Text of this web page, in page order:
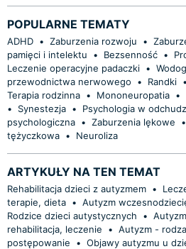
POPULARNE TEMATY
ADHD • Zaburzenia rozwoju •
pamięci i intelektu
• Bezsenność •
Leczenie operacyjne padaczki •
przewodnictwa nerwowego
• Randki •
Terapia rodzinna • Mononeuropatia •
•
Synestezja • Psychologia w
psychologiczna • Zaburzenia lękowe •
tężyczkowa • Neuroliza
ARTYKUŁY NA TEN TEMAT
Rehabilitacja dzieci z autyzmem •
terapie, dieta • Autyzm
Rodzice dzieci autystycznych
•
rehabilitacja, leczenie
• Autyzm -
postępowanie
• Objawy autyzmu u